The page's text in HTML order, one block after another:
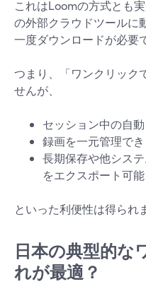
これはLoomの方式とも
の外部クラウドツールに
一度ダウンロードが必要
つまり、「ワンクリック
せんが、
セッション中の自
録画を一元管理で
長期保存や他シス
をエクスポート可能
といった利便性は得られ
日本の典型的な
れが最適？